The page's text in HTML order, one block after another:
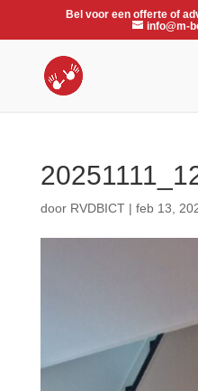
Bel voor een offerte of
info@m-
door RVDBICT| feb 13,